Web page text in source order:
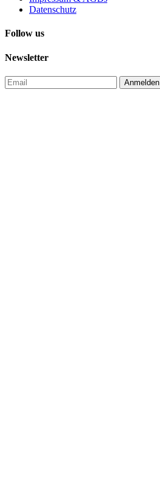
Datenschutz
Follow us
Newsletter
Anmelden